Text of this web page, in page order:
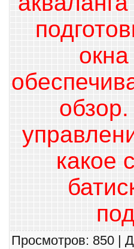
какое
Просмотров: 850 |